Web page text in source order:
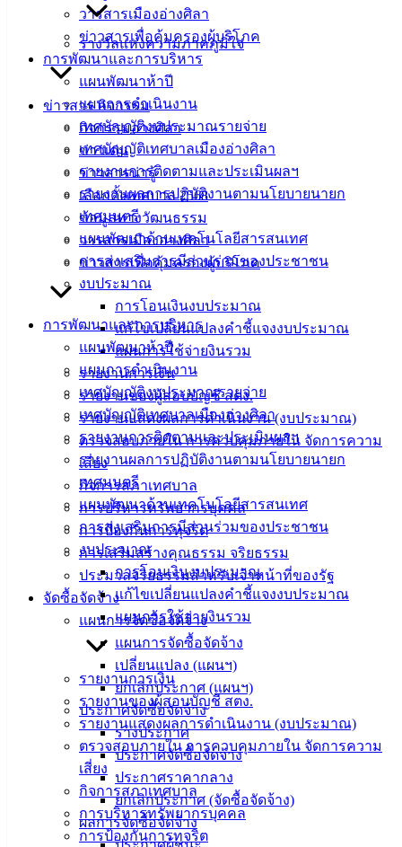
วารสารเมืองอ่างศิลา
ข่าวสารเพื่อคุ้มครองผู้บริโภค
การพัฒนาและการบริหาร
แผนพัฒนาห้าปี
แผนการดำเนินงาน
เทศบัญญัติงบประมาณรายจ่าย
เทศบัญญัติเทศบาลเมืองอ่างศิลา
รายงานการติดตามและประเมินผลฯ
รายงานผลการปฏิบัติงานตามนโยบายนายก
เทศมนตรี
แผนพัฒนาด้านเทคโนโลยีสารสนเทศ
การส่งเสริมการมีส่วนร่วมของประชาชน
งบประมาณ
การโอนเงินงบประมาณ
แก้ไขเปลี่ยนแปลงคำชี้แจงงบประมาณ
แผนการใช้จ่ายงินรวม
รายงานการเงิน
รายงานของผู้สอบบัญชี สตง.
รายงานแสดงผลการดำเนินงาน (งบประมาณ)
ตรวจสอบภายใน การควบคุมภายใน จัดการความ
เสี่ยง
กิจการสภาเทศบาล
การบริหารทรัพยากรบุคคล
การป้องกันการทุจริต
การเสริมสร้างคุณธรรม จริยธรรม
ประมวลจริยธรรมสำหรับเจ้าหน้าที่ของรัฐ
จัดซื้อจัดจ้าง
แผนการจัดซื้อจัดจ้าง
แผนการจัดซื้อจัดจ้าง
เปลี่ยนแปลง (แผนฯ)
ยกเลิกประกาศ (แผนฯ)
ประกาศจัดซื้อจัดจ้าง
ร่างประกาศ
ประกาศจัดซื้อจัดจ้าง
ประกาศราคากลาง
ยกเลิกประกาศ (จัดซื้อจัดจ้าง)
ผลการจัดซื้อจัดจ้าง
รางวัลแห่งความภาคภูมิใจ
ข่าวสาร กิจกรรม
กิจกรรมอ่างศิลา
ข่าวเด่น
ข่าวสารน่ารู้
เลือกตั้งเทศบาล 2568
ข้อมูลทางวัฒนธรรม
วารสารเมืองอ่างศิลา
ข่าวสารเพื่อคุ้มครองผู้บริโภค
การพัฒนาและการบริหาร
แผนพัฒนาห้าปี
แผนการดำเนินงาน
เทศบัญญัติงบประมาณรายจ่าย
เทศบัญญัติเทศบาลเมืองอ่างศิลา
รายงานการติดตามและประเมินผลฯ
รายงานผลการปฏิบัติงานตามนโยบายนายก
เทศมนตรี
แผนพัฒนาด้านเทคโนโลยีสารสนเทศ
การส่งเสริมการมีส่วนร่วมของประชาชน
งบประมาณ
การโอนเงินงบประมาณ
แก้ไขเปลี่ยนแปลงคำชี้แจงงบประมาณ
แผนการใช้จ่ายงินรวม
รายงานการเงิน
รายงานของผู้สอบบัญชี สตง.
รายงานแสดงผลการดำเนินงาน (งบประมาณ)
ตรวจสอบภายใน การควบคุมภายใน จัดการความ
เสี่ยง
กิจการสภาเทศบาล
การบริหารทรัพยากรบุคคล
การป้องกันการทุจริต
ดาวน์โหลด
แบบ
ฟอร์ม,
เอกสาร
คู่มือ
สำหรับ
ประชาชน/
คู่มือการ
ปฏิบัติ
งาน
ข่าวสาร
น่ารู้
ศุนย์
ข่าวสาร
อิเล็กทรอนิกส์
องค์
ความรู้
(Knowledge
Management)
เทศบาล
สายตรง
นายก
ประวัติ
เทศบาล
ผู้บริหาร
ส่วน
เทศบาล
สงวนลิขสิทธิ์ © 2563 เทศบาลเมืองอ่างศิลา จังหวัดชลบุรี |
angsilacity.go.th | Powered byBuuscript